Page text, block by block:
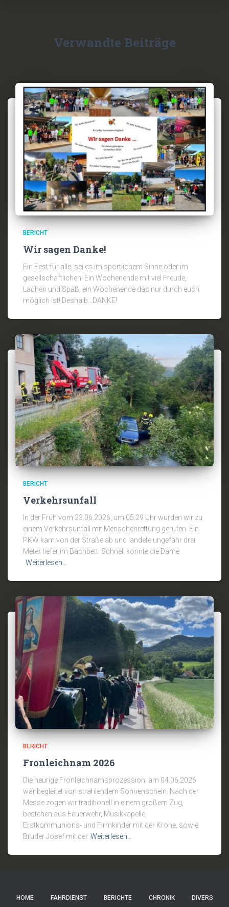
Verwandte Beiträge
BERICHT
Wir sagen Danke!
Ein Fest für alle, sei es im sportlichem Sinne oder im
gesellschaftlichen! Ein Wochenende mit viel Freude,
Lachen und Spaß, ein Wochenende das nur durch euch
möglich ist! Deshalb…DANKE!
BERICHT
Verkehrsunfall
In der Früh vom 23.06.2026, um 05:29 Uhr wurden wir zu
einem Verkehrsunfall mit Menschenrettung gerufen. Ein
PKW kam von der Straße ab und landete ungefähr drei
Meter tiefer im Bachbett. Schnell konnte die Dame
Weiterlesen…
BERICHT
Fronleichnam 2026
Die heurige Fronleichnamsprozession, am 04.06.2026
war begleitet von strahlendem Sonnenschein. Nach der
Messe zogen wir traditionell in einem großem Zug,
bestehen aus Feuerwehr, Musikkapelle,
Erstkommunions- und Firmkinder mit der Krone, sowie
Bruder Josef mit der Weiterlesen…
HOME FAHRDIENST BERICHTE CHRONIK DIVERS